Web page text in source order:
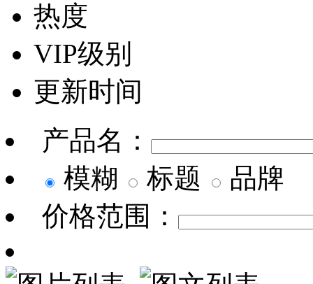
热度
VIP级别
更新时间
产品名：
模糊
标题
品牌
价格范围：